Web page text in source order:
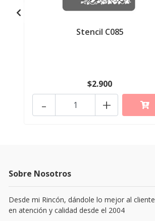
Stencil C085
$2.900
+
-
Sobre Nosotros
Desde mi Rincón, dándole lo mejor al cliente
en atención y calidad desde el 2004